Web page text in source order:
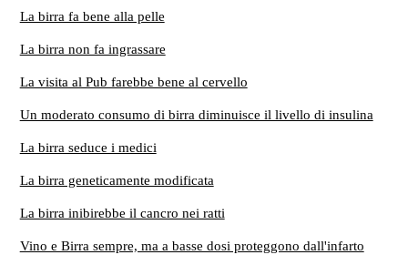
La birra fa bene alla pelle
La birra non fa ingrassare
La visita al Pub farebbe bene al cervello
Un moderato consumo di birra diminuisce il livello di insulina
La birra seduce i medici
La birra geneticamente modificata
La birra inibirebbe il cancro nei ratti
Vino e Birra sempre, ma a basse dosi proteggono dall'infarto